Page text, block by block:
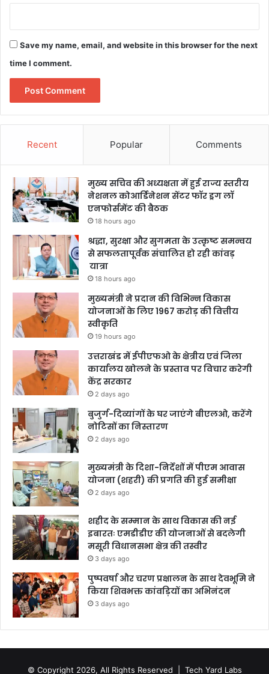
Save my name, email, and website in this browser for the next
time I comment.
Recent Popular Comments
मुख्य सचिव की अध्यक्षता में हुई राज्य स्तरीय
नेशनल कोआर्डिनेशन सेंटर फॉर ड्रग लॉ
एनफोर्समेंट की बैठक
18 hours ago
श्रद्धा, सुरक्षा और सुगमता के उत्कृष्ट समन्वय
से सफलतापूर्वक संचालित हो रही कांवड़
यात्रा
18 hours ago
मुख्यमंत्री ने प्रदान की विभिन्न विकास
योजनाओं के लिए 1967 करोड़ की वित्तीय
स्वीकृति
19 hours ago
उत्तराखंड में ईपीएफओ के क्षेत्रीय एवं जिला
कार्यालय खोलने के प्रस्ताव पर विचार करेगी
केंद्र सरकार
2 days ago
बुजुर्ग-दिव्यांगों के घर जाएंगे बीएलओ, करेंगे
नोटिसों का निस्तारण
2 days ago
मुख्यमंत्री के दिशा-निर्देशों में पीएम आवास
योजना (शहरी) की प्रगति की हुई समीक्षा
2 days ago
शहीद के सम्मान के साथ विकास की नई
इबारतः एमडीडीए की योजनाओं से बदलेगी
मसूरी विधानसभा क्षेत्र की तस्वीर
3 days ago
पुष्पवर्षा और चरण प्रक्षालन के साथ देवभूमि ने
किया शिवभक्त कांवड़ियों का अभिनंदन
3 days ago
© Copyright 2026, All Rights Reserved | Tech Yard Labs